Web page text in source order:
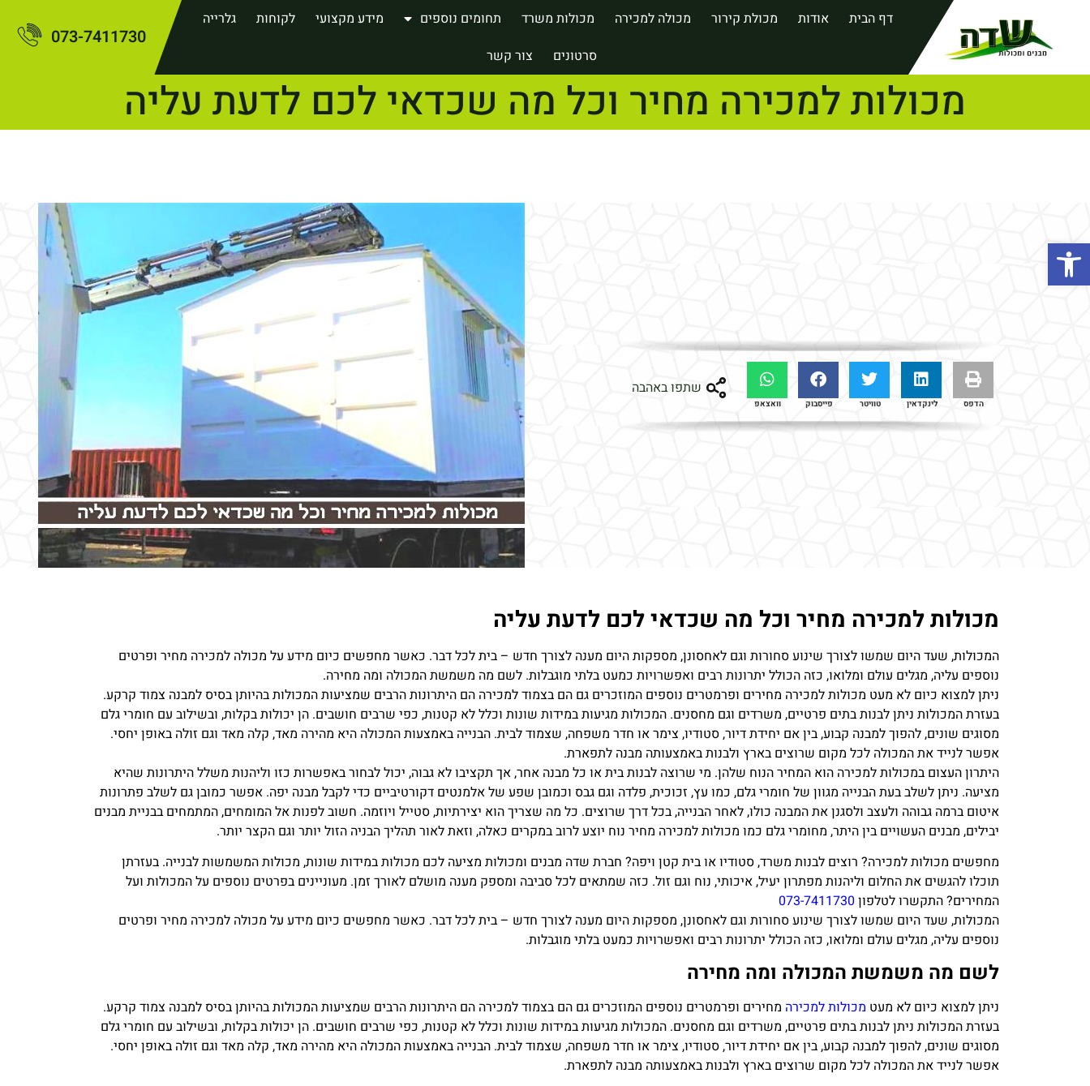
פתח סרגל נגישות
דף הבית אודות מכולת קירור מכולה למכירה מכולות משרד תחומים נוספים מידע מקצועי לקוחות
גלרייה
סרטונים
צור קשר
073-7411730
מכולות למכירה מחיר וכל מה שכדאי לכם לדעת עליה
הדפס לינקדאין טוויטר פייסבוק וואצאפ
שתפו באהבה
מכולות למכירה מחיר וכל מה שכדאי לכם לדעת עליה
המכולות, שעד היום שמשו לצורך שינוע סחורות וגם לאחסונן, מספקות היום מענה לצורך חדש – בית לכל דבר. כאשר מחפשים כיום מידע על מכולה למכירה מחיר ופרטים
נוספים עליה, מגלים עולם ומלואו, כזה הכולל יתרונות רבים ואפשרויות כמעט בלתי מוגבלות. לשם מה משמשת המכולה ומה מחירה.
ניתן למצוא כיום לא מעט מכולות למכירה מחירים ופרמטרים נוספים המוזכרים גם הם בצמוד למכירה הם היתרונות הרבים שמציעות המכולות בהיותן בסיס למבנה צמוד קרקע.
בעזרת המכולות ניתן לבנות בתים פרטיים, משרדים וגם מחסנים. המכולות מגיעות במידות שונות וכלל לא קטנות, כפי שרבים חושבים. הן יכולות בקלות, ובשילוב עם חומרי גלם
מסוגים שונים, להפוך למבנה קבוע, בין אם יחידת דיור, סטודיו, צימר או חדר משפחה, שצמוד לבית. הבנייה באמצעות המכולה היא מהירה מאד, קלה מאד וגם זולה באופן יחסי.
אפשר לנייד את המכולה לכל מקום שרוצים בארץ ולבנות באמצעותה מבנה לתפארת.
היתרון העצום במכולות למכירה הוא המחיר הנוח שלהן. מי שרוצה לבנות בית או כל מבנה אחר, אך תקציבו לא גבוה, יכול לבחור באפשרות כזו וליהנות משלל היתרונות שהיא
מציעה. ניתן לשלב בעת הבנייה מגוון של חומרי גלם, כמו עץ, זכוכית, פלדה וגם גבס וכמובן שפע של אלמנטים דקורטיביים כדי לקבל מבנה יפה. אפשר כמובן גם לשלב פתרונות
איטום ברמה גבוהה ולעצב ולסגנן את המבנה כולו, לאחר הבנייה, בכל דרך שרוצים. כל מה שצריך הוא יצירתיות, סטייל ויוזמה. חשוב לפנות אל המומחים, המתמחים בבניית מבנים
יבילים, מבנים העשויים בין היתר, מחומרי גלם כמו מכולות למכירה מחיר נוח יוצע לרוב במקרים כאלה, וזאת לאור תהליך הבניה הזול יותר וגם הקצר יותר.
מחפשים מכולות למכירה? רוצים לבנות משרד, סטודיו או בית קטן ויפה? חברת שדה מבנים ומכולות מציעה לכם מכולות במידות שונות, מכולות המשמשות לבנייה. בעזרתן
תוכלו להגשים את החלום וליהנות מפתרון יעיל, איכותי, נוח וגם זול. כזה שמתאים לכל סביבה ומספק מענה מושלם לאורך זמן. מעוניינים בפרטים נוספים על המכולות ועל
המחירים? התקשרו לטלפון073-7411730
המכולות, שעד היום שמשו לצורך שינוע סחורות וגם לאחסונן, מספקות היום מענה לצורך חדש – בית לכל דבר. כאשר מחפשים כיום מידע על מכולה למכירה מחיר ופרטים
נוספים עליה, מגלים עולם ומלואו, כזה הכולל יתרונות רבים ואפשרויות כמעט בלתי מוגבלות.
לשם מה משמשת המכולה ומה מחירה
ניתן למצוא כיום לא מעט מכולות למכירה מחירים ופרמטרים נוספים המוזכרים גם הם בצמוד למכירה הם היתרונות הרבים שמציעות המכולות בהיותן בסיס למבנה צמוד קרקע.
בעזרת המכולות ניתן לבנות בתים פרטיים, משרדים וגם מחסנים. המכולות מגיעות במידות שונות וכלל לא קטנות, כפי שרבים חושבים. הן יכולות בקלות, ובשילוב עם חומרי גלם
מסוגים שונים, להפוך למבנה קבוע, בין אם יחידת דיור, סטודיו, צימר או חדר משפחה, שצמוד לבית. הבנייה באמצעות המכולה היא מהירה מאד, קלה מאד וגם זולה באופן יחסי.
אפשר לנייד את המכולה לכל מקום שרוצים בארץ ולבנות באמצעותה מבנה לתפארת.